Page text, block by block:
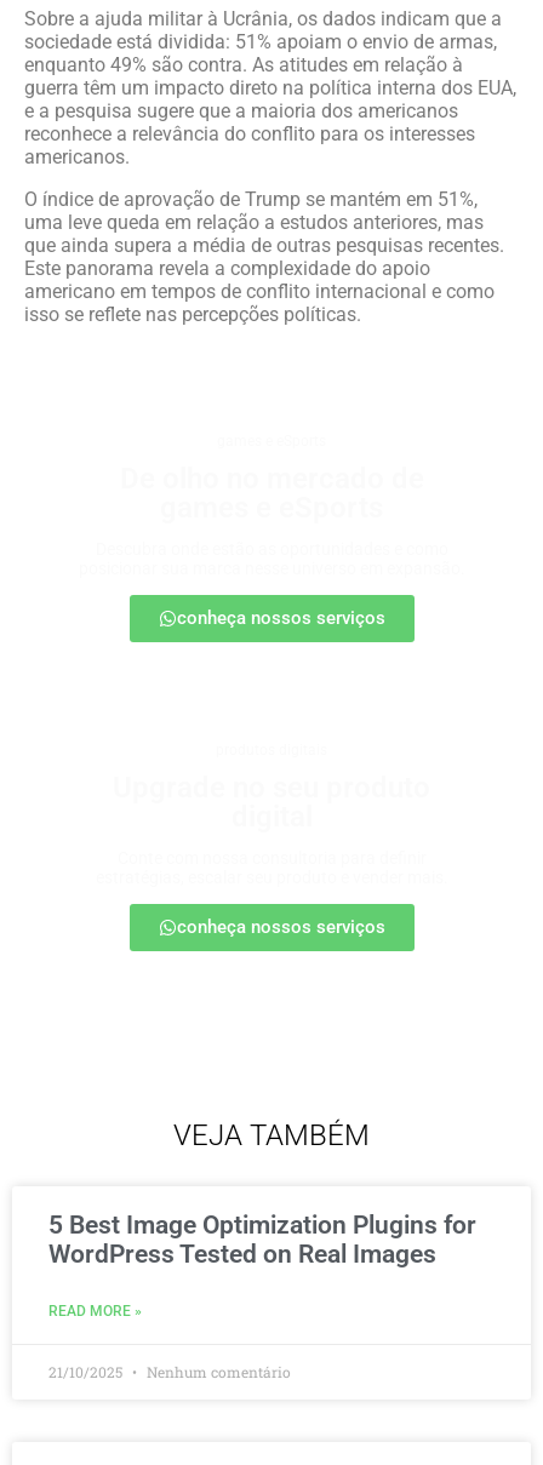
Sobre a ajuda militar à Ucrânia, os dados indicam que a
sociedade está dividida: 51% apoiam o envio de armas,
enquanto 49% são contra. As atitudes em relação à
guerra têm um impacto direto na política interna dos EUA,
e a pesquisa sugere que a maioria dos americanos
reconhece a relevância do conflito para os interesses
americanos.
O índice de aprovação de Trump se mantém em 51%,
uma leve queda em relação a estudos anteriores, mas
que ainda supera a média de outras pesquisas recentes.
Este panorama revela a complexidade do apoio
americano em tempos de conflito internacional e como
isso se reflete nas percepções políticas.
conheça nossos serviços
conheça nossos serviços
VEJA TAMBÉM
5 Best Image Optimization Plugins for
WordPress Tested on Real Images
READ MORE »
21/10/2025 Nenhum comentário